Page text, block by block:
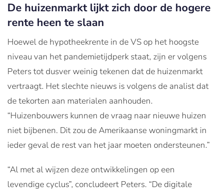
De huizenmarkt lijkt zich door de hogere
rente heen te slaan
Hoewel de hypotheekrente in de VS op het hoogste
niveau van het pandemietijdperk staat, zijn er volgens
Peters tot dusver weinig tekenen dat de huizenmarkt
vertraagt. Het slechte nieuws is volgens de analist dat
de tekorten aan materialen aanhouden.
“Huizenbouwers kunnen de vraag naar nieuwe huizen
niet bijbenen. Dit zou de Amerikaanse woningmarkt in
ieder geval de rest van het jaar moeten ondersteunen.”
“Al met al wijzen deze ontwikkelingen op een
levendige cyclus”, concludeert Peters. “De digitale